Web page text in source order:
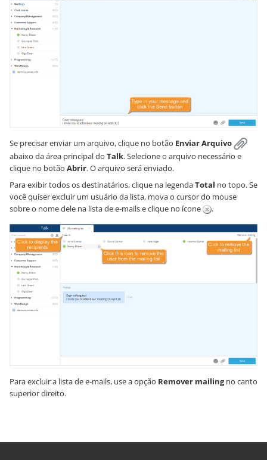
Se precisar enviar um arquivo, clique no botão Enviar Arquivo
abaixo da área principal do Talk. Selecione o arquivo necessário e
clique no botão Abrir. O arquivo será enviado.
Para exibir todos os destinatários, clique na legendaTotal no topo. Se
você quiser excluir um usuário da lista, mova o cursor do mouse
sobre o nome dele na lista de e-mails e clique no ícone
.
Para excluir a lista de e-mails, use a opção Remover mailingno canto
superior direito.